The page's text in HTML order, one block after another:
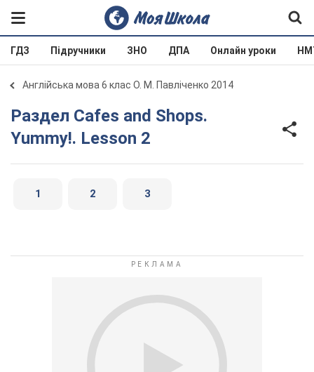
ГДЗ Підручники ЗНО ДПА Онлайн уроки
Англійська мова 6 клас О. М. Павліченко 2014
Раздел Cafes and Shops.
Yummy!. Lesson 2
1 2 3